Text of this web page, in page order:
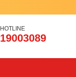
HOTLINE
19003089